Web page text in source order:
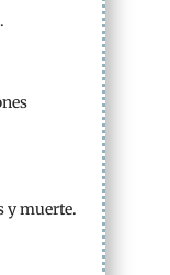
y muerte.